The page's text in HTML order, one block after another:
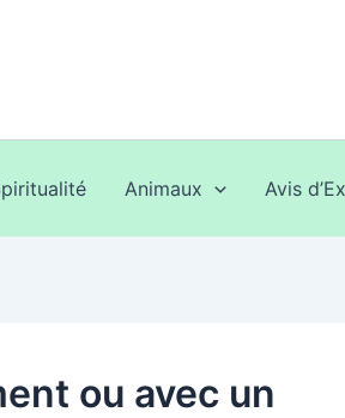
Animaux Avis
ou avec un